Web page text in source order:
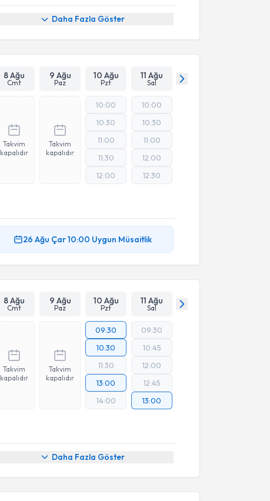
Daha Fazla Göster
8 Ağu
Cmt
9 Ağu
Paz
10 Ağu
Pzt
11 Ağu
Sal
Takvim
kapalıdır
Takvim
kapalıdır
10:00
10:30
11:00
11:30
12:00
10:00
10:30
11:00
12:00
12:30
26 Ağu Çar10:00 Uygun Müsaitlik
8 Ağu
Cmt
9 Ağu
Paz
10 Ağu
Pzt
11 Ağu
Sal
Takvim
kapalıdır
Takvim
kapalıdır
09:30
10:30
11:30
13:00
14:00
09:30
10:45
12:00
12:45
13:00
Daha Fazla Göster